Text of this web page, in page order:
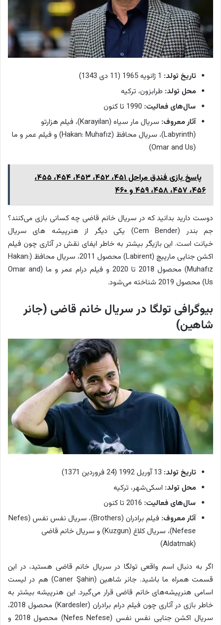
تاریخ تولد:
محل تولد: طرابزون، ترکیه
سال‌های فعالیت:
آثار معروف:
سریال مار سیاه (Karayilan)، فیلم هزارتو
(Labyrinth)، سریال محافظ (Hakan: Muhafız) و فیلم عمر و ما
(Omar and Us)
پاسخ بازی فندق مراحل ۴۵۱، ۴۵۲، ۴۵۳، ۴۵۴، ۴۵۵،
۴۵۶، ۴۵۷، ۴۵۸، ۴۵۹ و ۴۶۰
دوست دارید بدانید که در سریال خانم قاضی چه کسانی بازی می‌کنند؟
جم بندر (Cem Bender) یکی دیگر از هنرپیشه های سریال
خیانت است. این بازیگر بیشتر به خاطر ایفای نقش در آثاری چون فیلم
اکشن جنایی مارپیچ (Labirent) محصول 2011، سریال محافظ (Hakan:
Muhafız) محصول 2018 تا 2020 و فیلم درام عمر و ما (Omar and
Us) محصول 2019 شناخته می‌شود.
بیوگرافی تولگا در سریال خانم قاضی (جانر
شاهین)
تاریخ تولد:
محل تولد: اسکی‌شهر، ترکیه
سال‌های فعالیت:
آثار معروف:
فیلم برادران (Brothers)، سریال نفس نفس (Nefes
Nefese)، سریال کلاغ (Kuzgun) و سریال خانم قاضی
(Aldatmak)
اگر به دنبال اسم واقعی تولگا در سریال خانم قاضی هستید، در این
قسمت همراه ما باشید. جانر شاهین (Caner Şahin) هم در لیست
اسامی هنرپیشه‌های خانم قاضی قرار می‌گیرد. این هنرپیشه بیشتر به
خاطر بازی در آثاری چون فیلم درام برادران (Kardesler) محصول 2018،
سریال اکشن جنایی نفس نفس (Nefes Nefese) محصول 2018 و